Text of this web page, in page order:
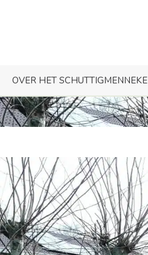
OVER HET SCHUTTIGMENNEKE